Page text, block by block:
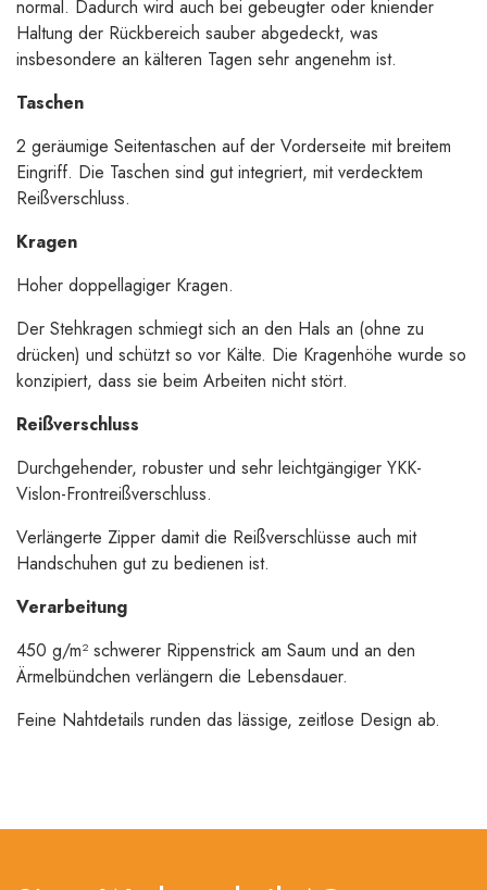
normal. Dadurch wird auch bei gebeugter oder kniender
Haltung der Rückbereich sauber abgedeckt, was
insbesondere an kälteren Tagen sehr angenehm ist.
Taschen
2 geräumige Seitentaschen auf der Vorderseite mit breitem
Eingriff. Die Taschen sind gut integriert, mit verdecktem
Reißverschluss.
Kragen
Hoher doppellagiger Kragen.
Der Stehkragen schmiegt sich an den Hals an (ohne zu
drücken) und schützt so vor Kälte. Die Kragenhöhe wurde so
konzipiert, dass sie beim Arbeiten nicht stört.
Reißverschluss
Durchgehender, robuster und sehr leichtgängiger YKK-
Vislon-Frontreißverschluss.
Verlängerte Zipper damit die Reißverschlüsse auch mit
Handschuhen gut zu bedienen ist.
Verarbeitung
450 g/m² schwerer Rippenstrick am Saum und an den
Ärmelbündchen verlängern die Lebensdauer.
Feine Nahtdetails runden das lässige, zeitlose Design ab.